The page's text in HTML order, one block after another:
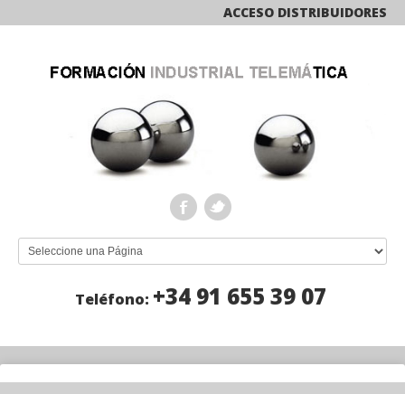
ACCESO DISTRIBUIDORES
Teléfono: +34 91 655 39 07